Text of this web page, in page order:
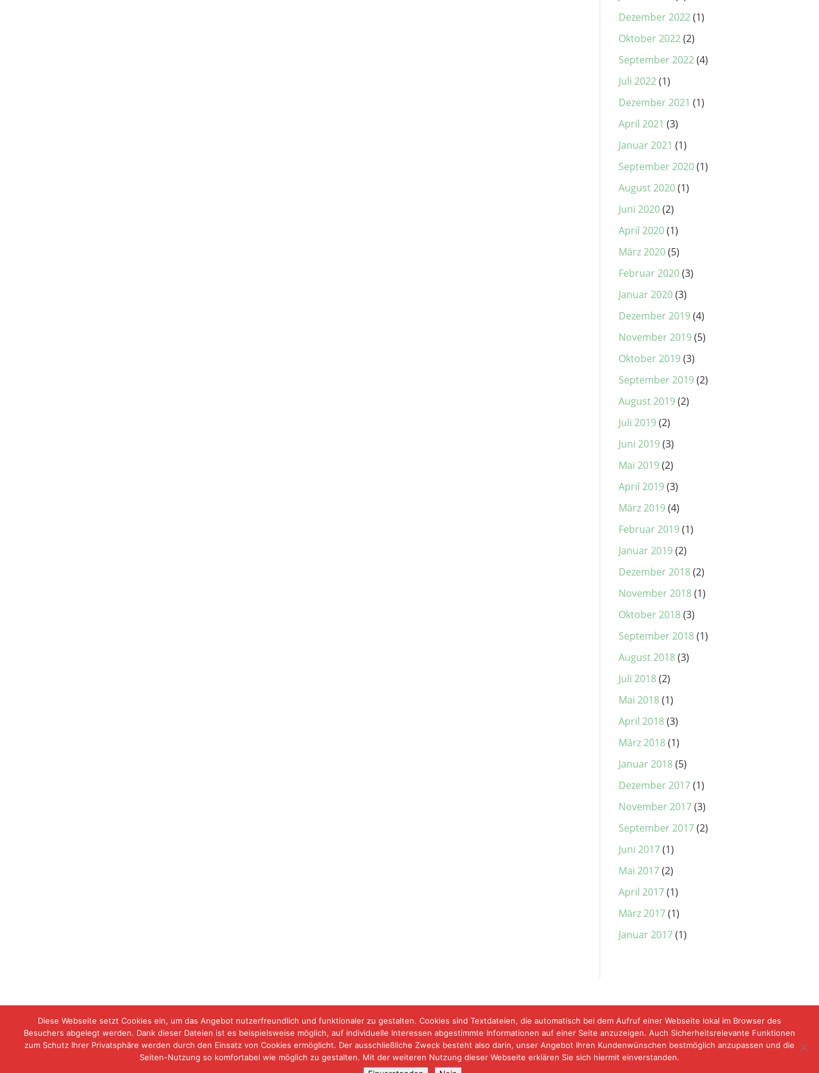
Dezember 2022(1)
Oktober 2022(2)
September 2022(4)
Juli 2022(1)
Dezember 2021 (1)
April 2021 (3)
Januar 2021 (1)
September 2020(1)
August 2020(1)
Juni 2020(2)
April 2020(1)
März 2020(5)
Februar 2020(3)
Januar 2020(3)
Dezember 2019(4)
November 2019(5)
Oktober 2019(3)
September 2019(2)
August 2019(2)
Juli 2019(2)
Juni 2019(3)
Mai 2019(2)
April 2019(3)
März 2019(4)
Februar 2019(1)
Januar 2019(2)
Dezember 2018(2)
November 2018(1)
Oktober 2018(3)
September 2018(1)
August 2018(3)
Juli 2018(2)
Mai 2018(1)
April 2018(3)
März 2018(1)
Januar 2018(5)
Dezember 2017(1)
November 2017(3)
September 2017(2)
Juni 2017(1)
Mai 2017(2)
April 2017(1)
März 2017(1)
Januar 2017(1)
Diese Webseite setzt Cookies ein, um das Angebot nutzerfreundlich und funktionaler zu gestalten. Cookies sind Textdateien, die automatisch bei dem Aufruf einer Webseite lokal im Browser des
Besuchers abgelegt werden. Dank dieser Dateien ist es beispielsweise möglich, auf individuelle Interessen abgestimmte Informationen auf einer Seite anzuzeigen. Auch Sicherheitsrelevante Funktionen
zum Schutz Ihrer Privatsphäre werden durch den Einsatz von Cookies ermöglicht. Der ausschließliche Zweck besteht also darin, unser Angebot Ihren Kundenwünschen bestmöglich anzupassen und die
Seiten-Nutzung so komfortabel wie möglich zu gestalten. Mit der weiteren Nutzung dieser Webseite erklären Sie sich hiermit einverstanden.